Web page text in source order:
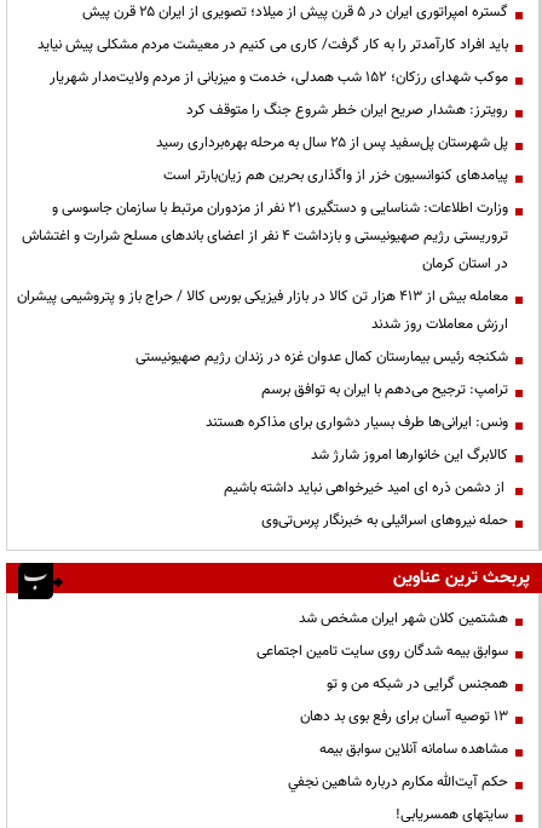
گستره امپراتوری ایران در ۵ قرن پیش از میلاد؛ تصویری از ایران ۲۵ قرن پیش
باید افراد کارآمدتر را به کار گرفت/ کاری می کنیم در معیشت مردم مشکلی پیش نیاید
موکب شهدای رزکان؛ ۱۵۲ شب همدلی، خدمت و میزبانی از مردم ولایت‌مدار شهریار
رویترز: هشدار صریح ایران خطر شروع جنگ را متوقف کرد
پل شهرستان پل‌سفید پس از ۲۵ سال به مرحله بهره‌برداری رسید
پیامدهای کنوانسیون خزر از واگذاری بحرین هم زیان‌بارتر است
وزارت اطلاعات: شناسایی و دستگیری ۲۱ نفر از مزدوران مرتبط با سازمان جاسوسی و
تروریستی رژیم صهیونیستی و بازداشت ۴ نفر از اعضای باندهای مسلح شرارت و اغتشاش
در استان کرمان
معامله بیش از ۴۱۳ هزار تن کالا در بازار فیزیکی بورس کالا / حراج باز و پتروشیمی پیشران
ارزش معاملات روز شدند
شکنجه رئیس بیمارستان کمال عدوان غزه در زندان رژیم صهیونیستی
ترامپ: ترجیح می‌دهم با ایران به توافق برسم
ونس: ایرانی‌ها طرف بسیار دشواری برای مذاکره هستند
کالابرگ این خانوارها امروز شارژ شد
از دشمن ذره ای امید خیرخواهی نباید داشته باشیم
حمله نیروهای اسرائیلی به خبرنگار پرس‌تی‌وی
پربحث ترین عناوین
هشتمین کلان شهر ایران مشخص شد
سوابق بیمه شدگان روی سایت تامین اجتماعی
همجنس گرایی در شبکه من و تو
13 توصیه آسان برای رفع بوی بد دهان
مشاهده سامانه آنلاين سوابق بیمه
حكم آيت‌الله مكارم درباره شاهين نجفي
سایتهای همسریابی!